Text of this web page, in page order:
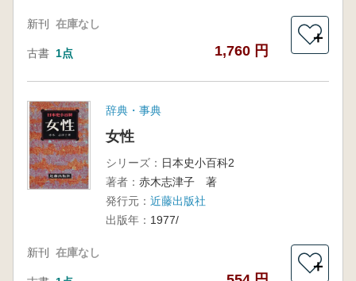
新刊 在庫なし
古書 1点 1,760 円
＋
辞典・事典
女性
シリーズ： 日本史小百科2
著者： 赤木志津子 著
発行元： 近藤出版社
出版年： 1977/
新刊 在庫なし
＋